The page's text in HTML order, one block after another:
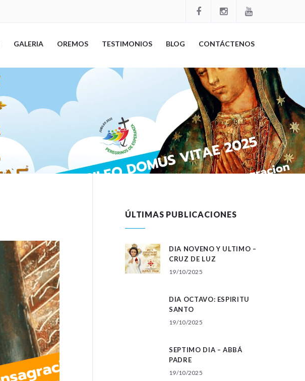
GALERIA OREMOS TESTIMONIOS BLOG CONTÁCTENOS
ÚLTIMAS PUBLICACIONES
DIA NOVENO Y ULTIMO –
CRUZ DE LUZ
19/10/2025
DIA OCTAVO: ESPIRITU
SANTO
19/10/2025
SEPTIMO DIA – ABBÁ
PADRE
19/10/2025